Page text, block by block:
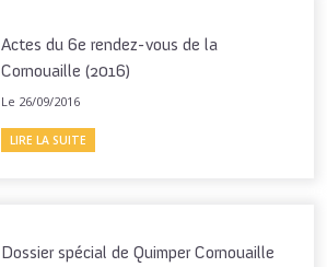
Actes du 6e rendez-vous de la
Cornouaille (2016)
Le 26/09/2016
LIRE LA SUITE
Dossier spécial de Quimper Cornouaille